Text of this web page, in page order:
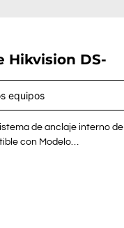
Hikvision DS-
equipos
de anclaje interno de
con Modelo…